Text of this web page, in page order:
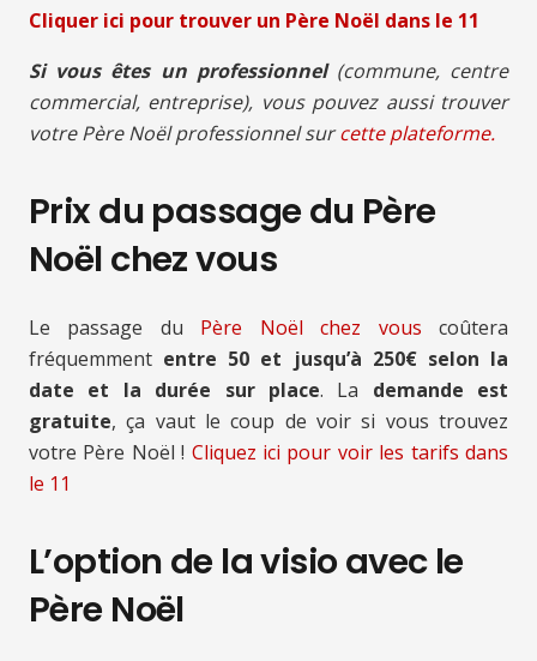
Cliquer ici pour trouver un Père Noël dans le 11
Si vous êtes un professionnel(commune, centre
commercial, entreprise), vous pouvez aussi trouver
votre Père Noël professionnel surcette plateforme.
Prix du passage du Père
Noël chez vous
Le passage du Père Noël chez vous coûtera
fréquemment entre 50 et jusqu’à 250€ selon la
date et la durée sur place. La demande est
gratuite, ça vaut le coup de voir si vous trouvez
votre Père Noël ! Cliquez ici pour voir les tarifsdans
le 11
L’option de la visio avec le
Père Noël